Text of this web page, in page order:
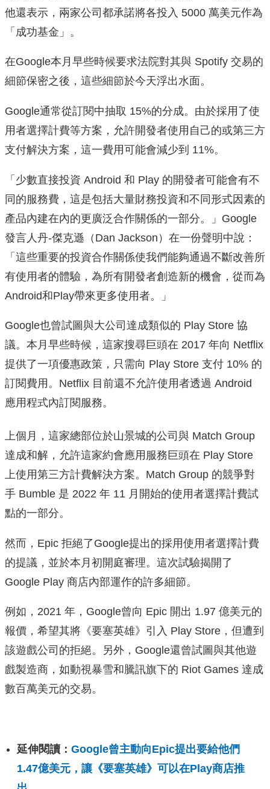
他還表示，兩家公司都承諾將各投入 5000 萬美元作為
「成功基金」。
在Google本月早些時候要求法院對其與 Spotify 交易的
細節保密之後，這些細節於今天浮出水面。
Google通常從訂閱中抽取 15%的分成。由於採用了使
用者選擇計費等方案，允許開發者使用自己的或第三方
支付解決方案，這一費用可能會減少到 11%。
「少數直接投資 Android 和 Play 的開發者可能會有不
同的服務費，這是包括大量財務投資和不同形式因素的
產品內建在內的更廣泛合作關係的一部分。」Google
發言人丹-傑克遜（Dan Jackson）在一份聲明中說：
「這些重要的投資合作關係使我們能夠通過不斷改善所
有使用者的體驗，為所有開發者創造新的機會，從而為
Android和Play帶來更多使用者。」
Google也曾試圖與大公司達成類似的 Play Store 協
議。本月早些時候，這家搜尋巨頭在 2017 年向 Netflix
提供了一項優惠政策，只需向 Play Store 支付 10% 的
訂閱費用。Netflix 目前還不允許使用者透過 Android
應用程式內訂閱服務。
上個月，這家總部位於山景城的公司與 Match Group
達成和解，允許這家約會應用服務巨頭在 Play Store
上使用第三方計費解決方案。Match Group 的競爭對
手 Bumble 是 2022 年 11 月開始的使用者選擇計費試
點的一部分。
然而，Epic 拒絕了Google提出的採用使用者選擇計費
的提議，並於本月初開庭審理。這次試驗揭開了
Google Play 商店內部運作的許多細節。
例如，2021 年，Google曾向 Epic 開出 1.97 億美元的
報價，希望其將《要塞英雄》引入 Play Store，但遭到
該遊戲公司的拒絕。另外，Google還曾試圖與其他遊
戲製造商，如動視暴雪和騰訊旗下的 Riot Games 達成
數百萬美元的交易。
延伸閱讀： Google曾主動向Epic提出要給他們
1.47億美元，讓《要塞英雄》可以在Play商店推